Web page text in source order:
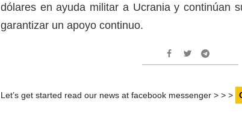
dólares en ayuda militar a Ucrania y continúan
garantizar un apoyo continuo.
Let’s get started read our news at facebook messenger > > >